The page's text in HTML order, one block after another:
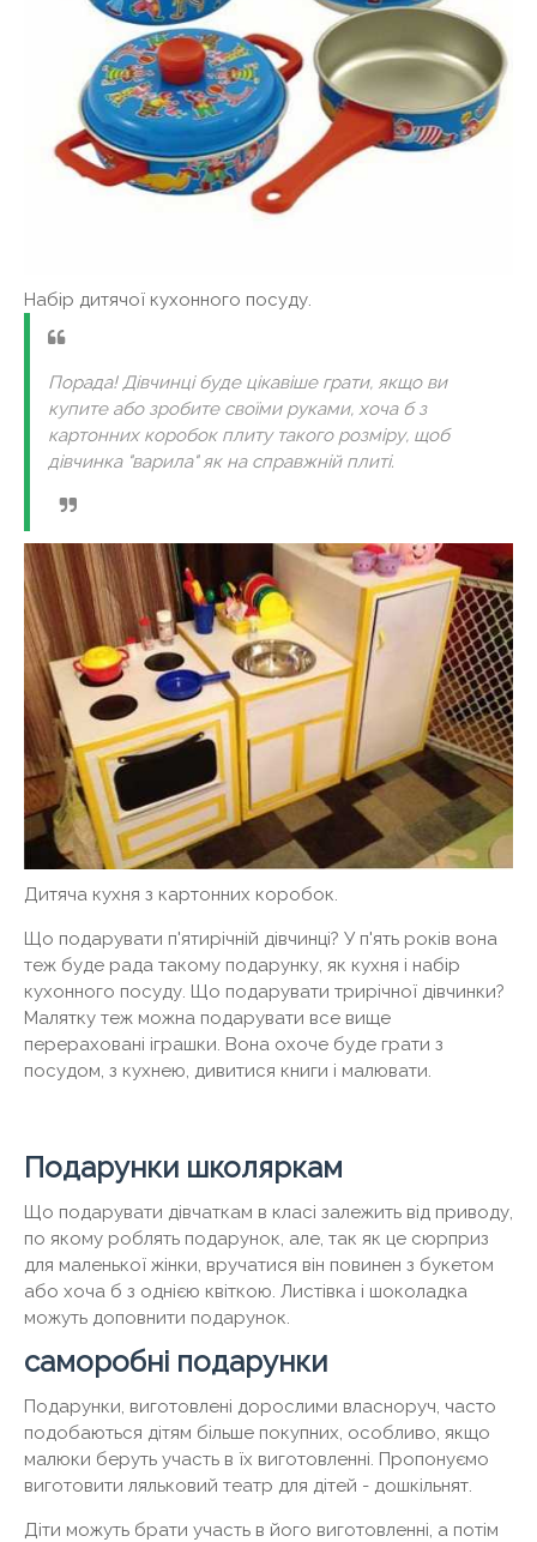
Набір дитячої кухонного посуду.
Порада! Дівчинці буде цікавіше грати, якщо ви
купите або зробите своїми руками, хоча б з
картонних коробок плиту такого розміру, щоб
дівчинка "варила" як на справжній плиті.
Дитяча кухня з картонних коробок.
Що подарувати п'ятирічній дівчинці? У п'ять років вона
теж буде рада такому подарунку, як кухня і набір
кухонного посуду. Що подарувати трирічної дівчинки?
Малятку теж можна подарувати все вище
перераховані іграшки. Вона охоче буде грати з
посудом, з кухнею, дивитися книги і малювати.
Подарунки школяркам
Що подарувати дівчаткам в класі залежить від приводу,
по якому роблять подарунок, але, так як це сюрприз
для маленької жінки, вручатися він повинен з букетом
або хоча б з однією квіткою. Листівка і шоколадка
можуть доповнити подарунок.
саморобні подарунки
Подарунки, виготовлені дорослими власноруч, часто
подобаються дітям більше покупних, особливо, якщо
малюки беруть участь в їх виготовленні. Пропонуємо
виготовити ляльковий театр для дітей - дошкільнят.
Діти можуть брати участь в його виготовленні, а потім